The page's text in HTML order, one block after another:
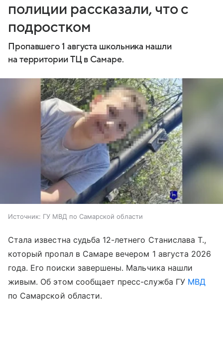
полиции рассказали, что с
подростком
Пропавшего 1 августа школьника нашли
на территории ТЦ в Самаре.
Источник: ГУ МВД по Самарской области
Стала известна судьба 12-летнего Станислава Т.,
который пропал в Самаре вечером 1 августа 2026
года. Его поиски завершены. Мальчика нашли
живым. Об этом сообщает пресс-служба ГУ МВД
по Самарской области.